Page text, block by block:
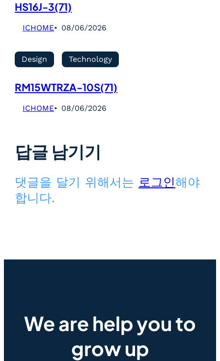
HS16J-3(71)
ICHOME 08/06/2026
Design Technology
RM15WTRZA-10S(71)
ICHOME 08/06/2026
답글 남기기
댓글을 달기 위해서는 로그인해야
합니다.
We are help you to
grow up